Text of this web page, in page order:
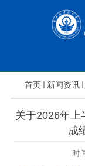
首页 新闻资讯
关于2026年上
成
时